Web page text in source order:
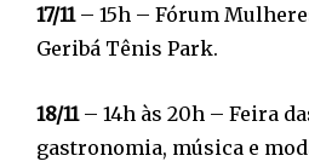
17/11– 15h – Fórum
Geribá Tênis Park.
18/11 – 14h às 20h – Feira
gastronomia, música e